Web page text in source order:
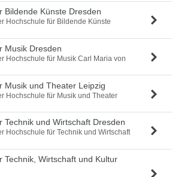
Bildende Künste Dresden
Hochschule für Bildende Künste
Musik Dresden
Hochschule für Musik Carl Maria von
Musik und Theater Leipzig
Hochschule für Musik und Theater
Technik und Wirtschaft Dresden
Hochschule für Technik und Wirtschaft
Technik, Wirtschaft und Kultur